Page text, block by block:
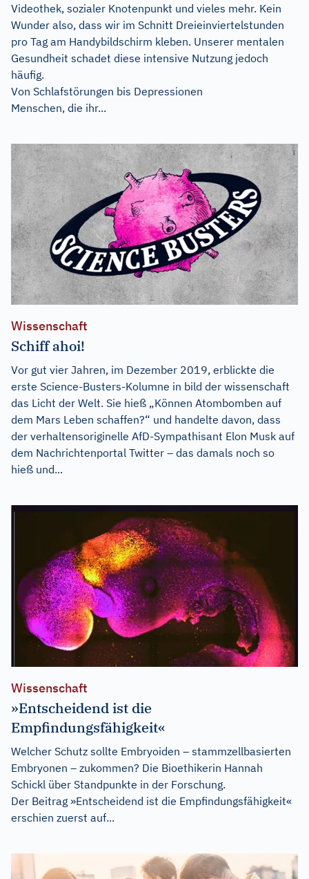
Videothek, sozialer Knotenpunkt und vieles mehr. Kein
Wunder also, dass wir im Schnitt Dreieinviertelstunden
pro Tag am Handybildschirm kleben. Unserer mentalen
Gesundheit schadet diese intensive Nutzung jedoch
häufig.
Von Schlafstörungen bis Depressionen
Menschen, die ihr...
Wissenschaft
Schiff ahoi!
Vor gut vier Jahren, im Dezember 2019, erblickte die
erste Science-Busters-Kolumne in bild der wissenschaft
das Licht der Welt. Sie hieß „Können Atombomben auf
dem Mars Leben schaffen?“ und handelte davon, dass
der verhaltensoriginelle AfD-Sympathisant Elon Musk auf
dem Nachrichtenportal Twitter – das damals noch so
hieß und...
Wissenschaft
»Entscheidend ist die
Empfindungsfähigkeit«
Welcher Schutz sollte Embryoiden – stammzellbasierten
Embryonen – zukommen? Die Bioethikerin Hannah
Schickl über Standpunkte in der Forschung.
Der Beitrag »Entscheidend ist die Empfindungsfähigkeit«
erschien zuerst auf...